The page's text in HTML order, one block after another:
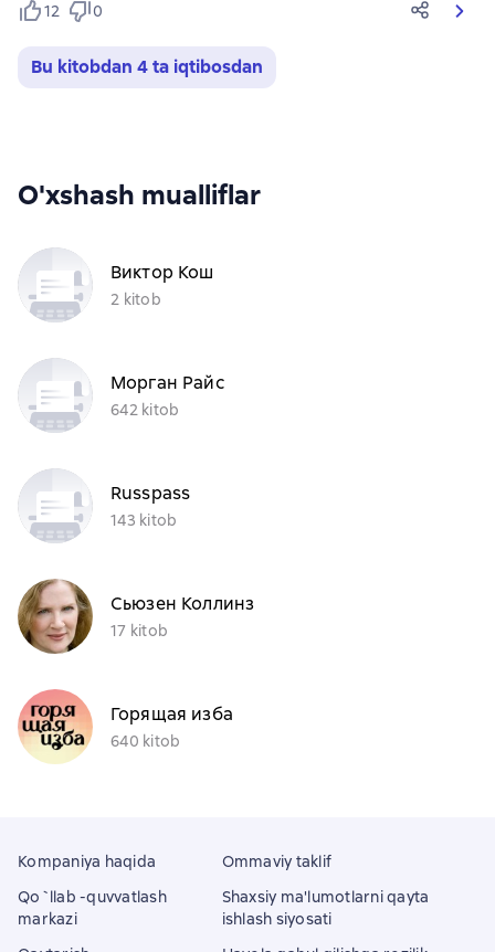
12 0
Bu kitobdan 4 ta iqtibosdan
O'xshash mualliflar
Виктор Кош
2 kitob
Морган Райс
642 kitob
Russpass
143 kitob
Сьюзен Коллинз
17 kitob
Горящая изба
640 kitob
Kompaniya haqida
Qo`llab -quvvatlash
markazi
Ommaviy taklif
Shaxsiy ma'lumotlarni qayta
ishlash siyosati